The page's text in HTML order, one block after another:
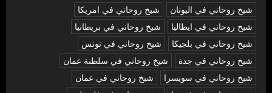
شيخ روحاني في اليونان
شيخ روحاني في امريكا
شيخ روحاني في ايطاليا
شيخ روحاني في بريطانيا
شيخ روحاني في بلجيكا
شيخ روحاني في تونس
شيخ روحاني في جدة
شيخ روحاني في سلطنة عمان
شيخ روحاني في سويسرا
شيخ روحاني في عمان